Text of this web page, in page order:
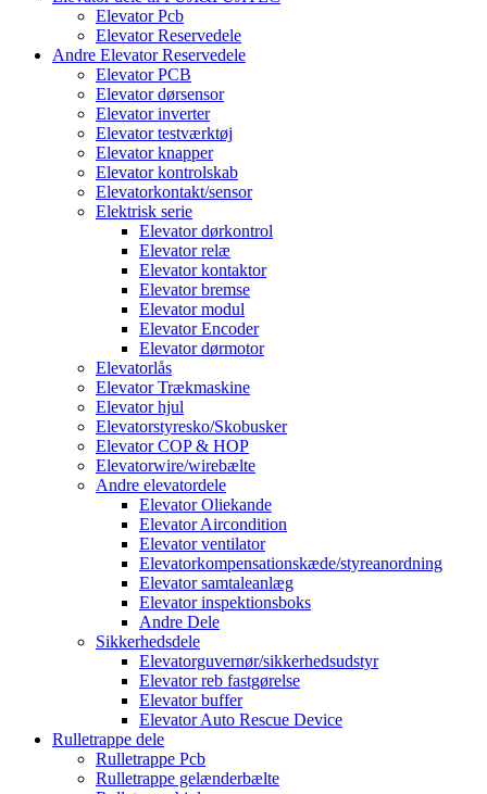
Elevator Pcb
Elevator Reservedele
Andre Elevator Reservedele
Elevator PCB
Elevator dørsensor
Elevator inverter
Elevator testværktøj
Elevator knapper
Elevator kontrolskab
Elevatorkontakt/sensor
Elektrisk serie
Elevator dørkontrol
Elevator relæ
Elevator kontaktor
Elevator bremse
Elevator modul
Elevator Encoder
Elevator dørmotor
Elevatorlås
Elevator Trækmaskine
Elevator hjul
Elevatorstyresko/Skobusker
Elevator COP & HOP
Elevatorwire/wirebælte
Andre elevatordele
Elevator Oliekande
Elevator Aircondition
Elevator ventilator
Elevatorkompensationskæde/styreanordning
Elevator samtaleanlæg
Elevator inspektionsboks
Andre Dele
Sikkerhedsdele
Elevatorguvernør/sikkerhedsudstyr
Elevator reb fastgørelse
Elevator buffer
Elevator Auto Rescue Device
Rulletrappe dele
Rulletrappe Pcb
Rulletrappe gelænderbælte